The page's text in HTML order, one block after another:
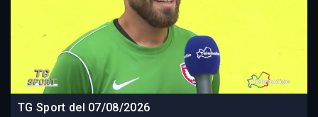
TG Sport del 07/08/2026